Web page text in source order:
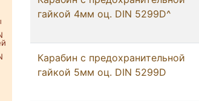
гайкой 4мм оц. DIN 5299D^
Карабин с предохранительной
гайкой 5мм оц. DIN 5299D